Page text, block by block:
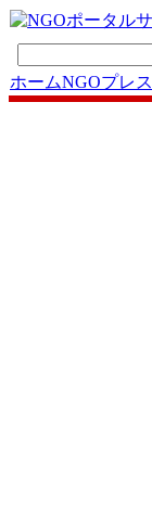
ホームNGOプレス